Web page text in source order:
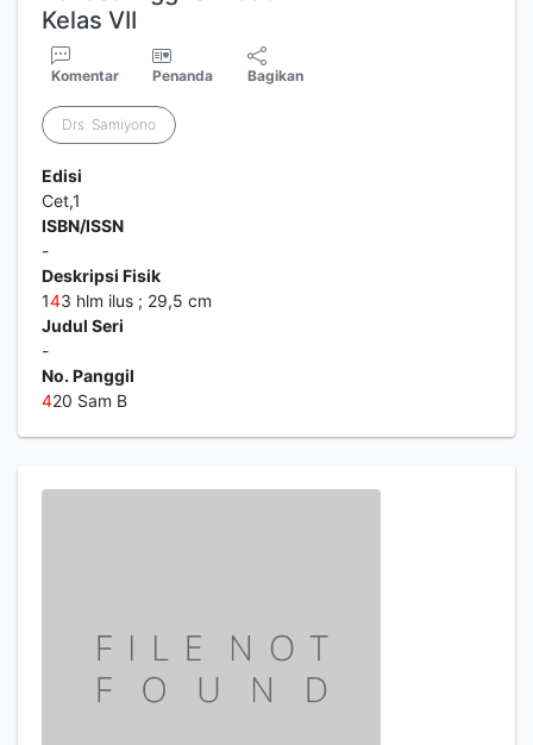
Kelas VII
Komentar Penanda Bagikan
Drs. Samiyono
Edisi
Cet,1
ISBN/ISSN
-
Deskripsi Fisik
143 hlm ilus ; 29,5 cm
Judul Seri
-
No. Panggil
420 Sam B